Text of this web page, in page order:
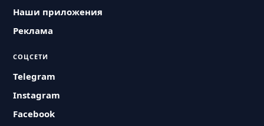
Наши приложения
Реклама
СОЦСЕТИ
Telegram
Instagram
Facebook